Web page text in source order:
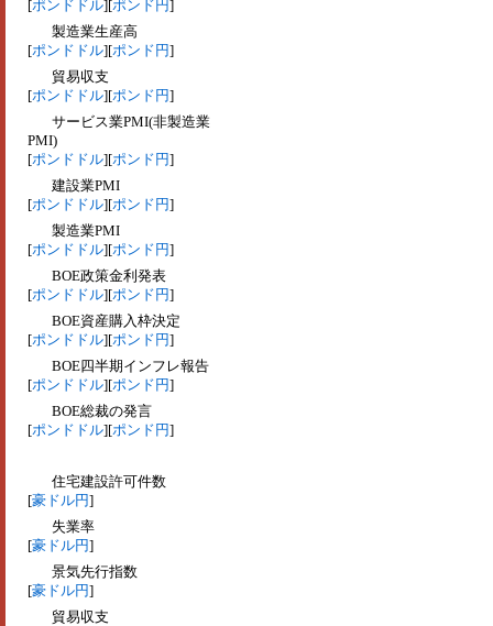
[ポンドドル][ポンド円]
製造業生産高
[ポンドドル][ポンド円]
貿易収支
[ポンドドル][ポンド円]
サービス業PMI(非製造業
PMI)
[ポンドドル][ポンド円]
建設業PMI
[ポンドドル][ポンド円]
製造業PMI
[ポンドドル][ポンド円]
BOE政策金利発表
[ポンドドル][ポンド円]
BOE資産購入枠決定
[ポンドドル][ポンド円]
BOE四半期インフレ報告
[ポンドドル][ポンド円]
BOE総裁の発言
[ポンドドル][ポンド円]
住宅建設許可件数
[豪ドル円]
失業率
[豪ドル円]
景気先行指数
[豪ドル円]
貿易収支